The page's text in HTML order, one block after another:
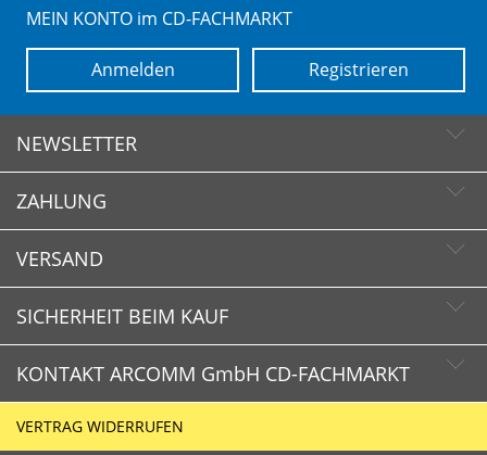
MEIN KONTO im CD-FACHMARKT
Registrieren
Anmelden
NEWSLETTER
Newsletter abonnieren
Newsletter abbestellen
ZAHLUNG
VERSAND
SICHERHEIT BEIM KAUF
CD-FACHMARKT.de
KONTAKT ARCOMM GmbH CD-FACHMARKT
VERTRAG WIDERRUFEN